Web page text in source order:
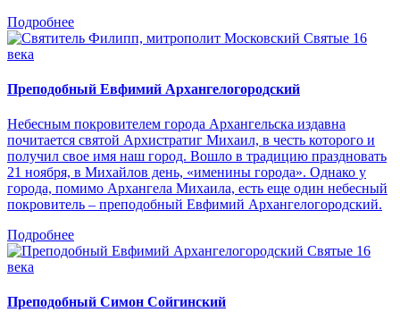
Подробнее
Святые 16
века
Преподобный Евфимий Архангелогородский
Небесным покровителем города Архангельска издавна
почитается святой Архистратиг Михаил, в честь которого и
получил свое имя наш город. Вошло в традицию праздновать
21 ноября, в Михайлов день, «именины города». Однако у
города, помимо Архангела Михаила, есть еще один небесный
покровитель – преподобный Евфимий Архангелогородский.
Подробнее
Святые 16
века
Преподобный Симон Сойгинский